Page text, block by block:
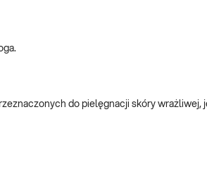
do pielęgnacji skóry wrażliwej,